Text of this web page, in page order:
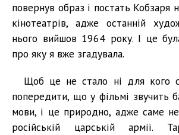
повернув образ і постать Кобзаря
кінотеатрів, адже останній
нього вийшов 1964 року. І це
про яку я вже згадувала.
Щоб це не стало ні для кого
попередити, що у фільмі звучить
мови, і це природно, адже саме
російській царській армії.